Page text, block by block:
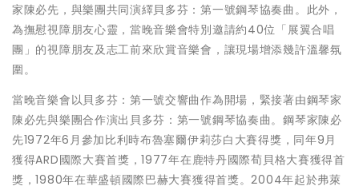
家陳必先，與樂團共同演繹貝多芬：第一號鋼琴協奏曲。此外，
為撫慰視障朋友心靈，當晚音樂會特別邀請約40位「展翼合唱
團」的視障朋友及志工前來欣賞音樂會，讓現場增添幾許溫馨氛
圍。
當晚音樂會以貝多芬：第一號交響曲作為開場，緊接著由鋼琴家
陳必先與樂團合作演出貝多芬：第一號鋼琴協奏曲。鋼琴家陳必
先1972年6月參加比利時布魯塞爾伊莉莎白大賽得獎，同年9月
獲得ARD國際大賽首獎，1977年在鹿特丹國際荀貝格大賽獲得首
獎，1980年在華盛頓國際巴赫大賽獲得首獎。2004年起於弗萊